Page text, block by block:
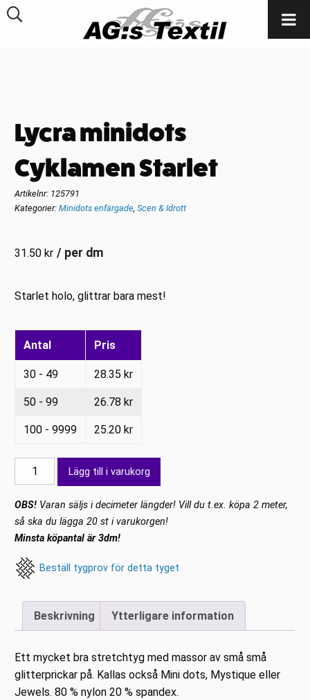
Lycra minidots
Cyklamen Starlet
Artikelnr: 125791
Kategorier:Minidots enfärgade,Scen & Idrott
31.50kr / per dm
Starlet holo, glittrar bara mest!
Antal Pris
30 - 49 28.35kr
50 - 99 26.78kr
100 - 9999 25.20kr
Lycra
minidots
Cyklamen
Starlet
mängd
Lägg till i varukorg
OBS! Varan säljs i decimeter längder! Vill du t.ex. köpa 2 meter,
så ska du lägga 20 st i varukorgen!
Minsta köpantal är 3dm!
Beställ tygprov för detta tyget
Beskrivning Ytterligare information
Ett mycket bra stretchtyg med massor av små små
glitterprickar på. Kallas också Mini dots, Mystique eller
Jewels. 80 % nylon 20 % spandex.